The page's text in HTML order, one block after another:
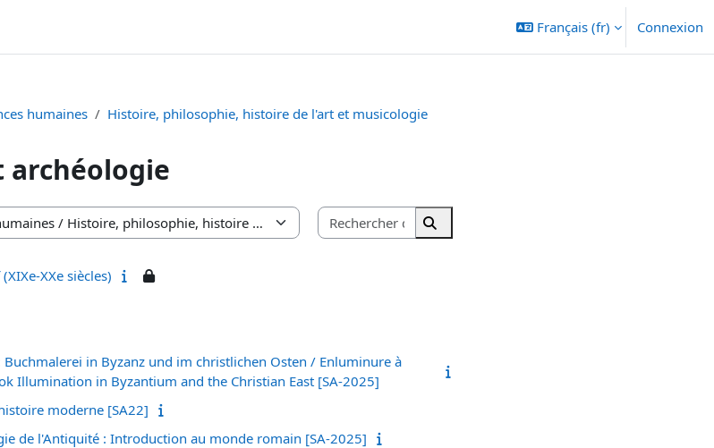
Français ‎(fr)‎ Connexion
humaines
Histoire, philosophie, histoire de l'art et musicologie
archéologie
Rechercher des cours
Rechercher des cours
XXe siècles)
in Byzanz und im christlichen Osten / Enluminure à
Illumination in Byzantium and the Christian East [SA-2025]
moderne [SA22]
de l'Antiquité : Introduction au monde romain [SA-2025]